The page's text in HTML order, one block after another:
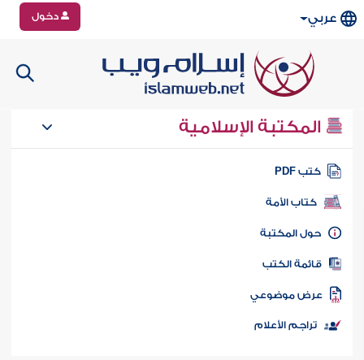
عربي دخول
المكتبة الإسلامية
كتب PDF
كتاب الأمة
المكتبة
الكتب
موضوعي